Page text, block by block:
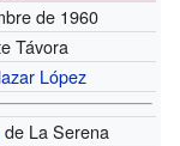
de 1960
Távora
López
de La Serena